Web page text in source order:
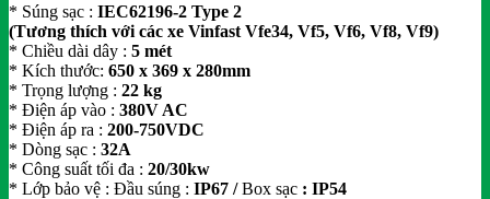
99,000,000₫.
* Súng sạc : IEC62196-2 Type 2
(Tương thích với các xe Vinfast Vfe34, Vf5, Vf6, Vf8, Vf9)
* Chiều dài dây : 5 mét
* Kích thước: 650 x 369 x 280mm
* Trọng lượng : 22 kg
* Điện áp vào : 380V AC
* Điện áp ra : 200-750VDC
* Dòng sạc : 32A
* Công suất tối đa : 20/30kw
* Lớp bảo vệ : Đầu súng : IP67 /Box sạc : IP54